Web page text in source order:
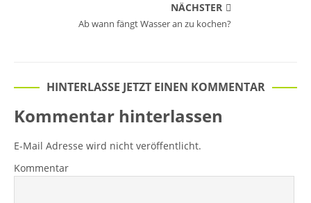
NÄCHSTER
Ab wann fängt Wasser an zu kochen?
HINTERLASSE JETZT EINEN KOMMENTAR
Kommentar hinterlassen
E-Mail Adresse wird nicht veröffentlicht.
Kommentar